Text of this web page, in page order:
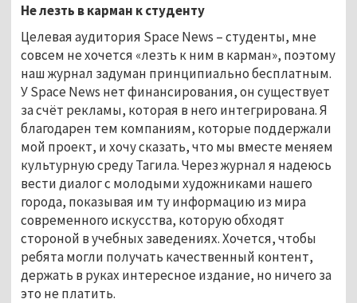
Не лезть в карман к студенту
Целевая аудитория Space News – студенты, мне
совсем не хочется «лезть к ним в карман», поэтому
наш журнал задуман принципиально бесплатным.
У Space News нет финансирования, он существует
за счёт рекламы, которая в него интегрирована. Я
благодарен тем компаниям, которые поддержали
мой проект, и хочу сказать, что мы вместе меняем
культурную среду Тагила. Через журнал я надеюсь
вести диалог с молодыми художниками нашего
города, показывая им ту информацию из мира
современного искусства, которую обходят
стороной в учебных заведениях. Хочется, чтобы
ребята могли получать качественный контент,
держать в руках интересное издание, но ничего за
это не платить.